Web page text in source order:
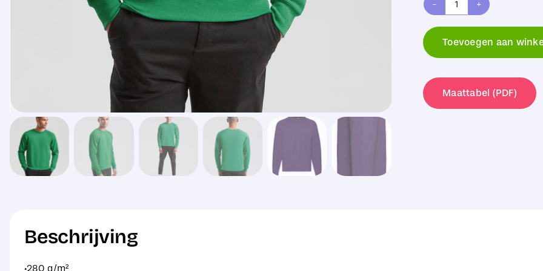
Fruit
Classic
Raglan
Toevoegen aan
Maattabel (PDF)
Beschrijving
·280 g/m²